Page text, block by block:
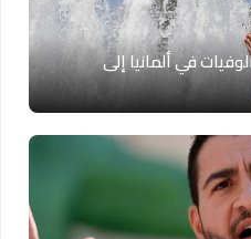
في ألمانيا إلى